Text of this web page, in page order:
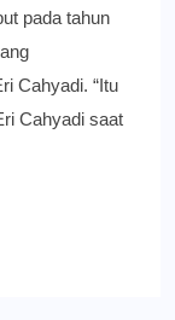
pada tahun
Cahyadi. “Itu
Cahyadi saat